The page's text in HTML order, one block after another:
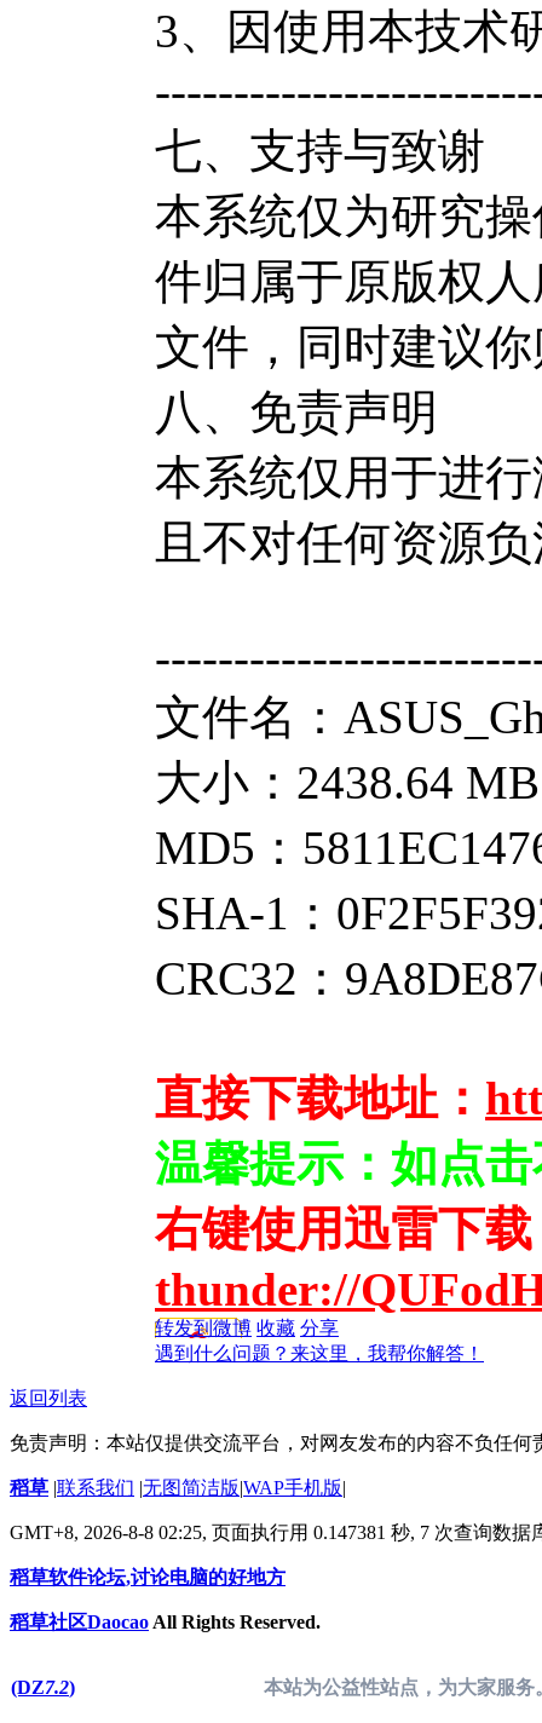
3、因使用本技术
七、支持与致谢
本系统仅为研究
件归属于原版权
文件，同时建议
八、免责声明
本系统仅用于进
且不对任何资源
文件名：
大小：2438.64 MB
MD5：
SHA-1：
CRC32：
直接下载地址：
温馨提示：如点
右键使用迅雷下
thunder://
转发到微博 收藏 分享
遇到什么问题？来这里，我帮你解答！
返回列表
免责声明：本站仅提供交流平台，对网友发布的内容不负任
稻草 |联系我们 |无图简洁版|WAP手机版|
GMT+8, 2026-8-8 02:25, 页面执行用 0.147381 秒, 7 次查询数
稻草软件论坛,讨论电脑的好地方
稻草社区Daocao All Rights Reserved.
(DZ7.2) 本站为公益性站点，为大家服